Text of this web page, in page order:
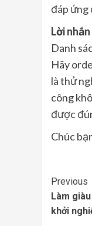
đáp ứng
Lời
Danh
Hãy
là thử
công
được
Chúc
Previous
Làm
khởi